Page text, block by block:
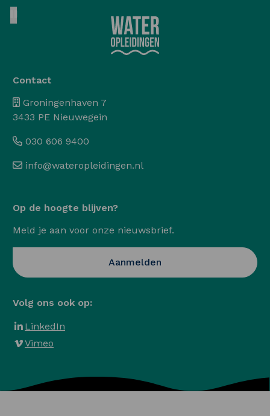
Contact
Groningenhaven 7
3433 PE Nieuwegein
030 606 9400
info@wateropleidingen.nl
Volg ons ook op:
LinkedIn
Vimeo
Op de hoogte blijven?
Meld je aan voor onze nieuwsbrief.
Aanmelden Opent in een nieuwe